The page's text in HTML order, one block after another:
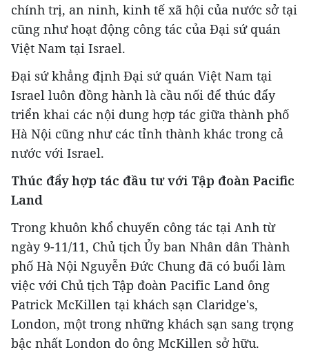
chính trị, an ninh, kinh tế xã hội của nước sở tại
cũng như hoạt động công tác của Đại sứ quán
Việt Nam tại Israel.
Đại sứ khẳng định Đại sứ quán Việt Nam tại
Israel luôn đồng hành là cầu nối để thúc đẩy
triển khai các nội dung hợp tác giữa thành phố
Hà Nội cũng như các tỉnh thành khác trong cả
nước với Israel.
Thúc đẩy hợp tác đầu tư với Tập đoàn Pacific
Land
Trong khuôn khổ chuyến công tác tại Anh từ
ngày 9-11/11, Chủ tịch Ủy ban Nhân dân Thành
phố Hà Nội Nguyễn Đức Chung đã có buổi làm
việc với Chủ tịch Tập đoàn Pacific Land ông
Patrick McKillen tại khách sạn Claridge's,
London, một trong những khách sạn sang trọng
bậc nhất London do ông McKillen sở hữu.